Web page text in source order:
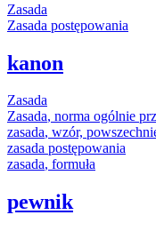
Zasada
Zasada postępowania
kanon
Zasada
Zasada, norma ogólnie
zasada, wzór,
zasada postępowania
zasada, formuła
pewnik